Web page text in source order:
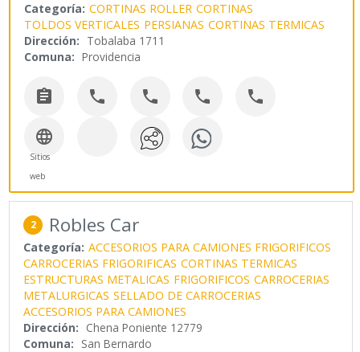
Categoría: CORTINAS ROLLER CORTINAS
TOLDOS VERTICALES PERSIANAS CORTINAS TERMICAS
Dirección: Tobalaba 1711
Comuna: Providencia
    

Sitios
web
2 Robles Car
Categoría: ACCESORIOS PARA CAMIONES FRIGORIFICOS
CARROCERIAS FRIGORIFICAS CORTINAS TERMICAS
ESTRUCTURAS METALICAS FRIGORIFICOS CARROCERIAS
METALURGICAS SELLADO DE CARROCERIAS
ACCESORIOS PARA CAMIONES
Dirección: Chena Poniente 12779
Comuna: San Bernardo